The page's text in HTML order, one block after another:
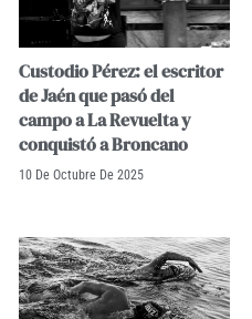
Custodio Pérez: el escritor
de Jaén que pasó del
campo a La Revuelta y
conquistó a Broncano
10 De Octubre De 2025